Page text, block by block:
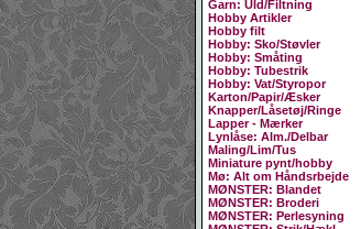
Garn: Uld/Filtning
Hobby Artikler
Hobby filt
Hobby: Sko/Støvler
Hobby: Småting
Hobby: Tubestrik
Hobby: Vat/Styropor
Karton/Papir/Æsker
Knapper/Låsetøj/Ringe
Lapper - Mærker
Lynlåse: Alm./Delbar
Maling/Lim/Tus
Miniature pynt/hobby
Mø: Alt om Håndsrbejde
MØNSTER: Blandet
MØNSTER: Broderi
MØNSTER: Perlesyning